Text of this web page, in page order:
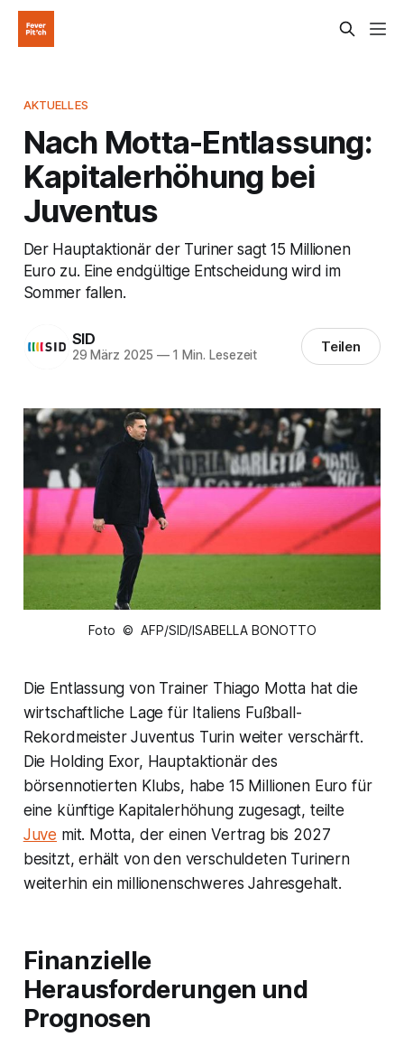
AKTUELLES
Nach Motta-Entlassung:
Kapitalerhöhung bei
Juventus
Der Hauptaktionär der Turiner sagt 15 Millionen
Euro zu. Eine endgültige Entscheidung wird im
Sommer fallen.
SID
29 März 2025 —1 Min. Lesezeit Teilen
Foto © AFP/SID/ISABELLA BONOTTO
Die Entlassung von Trainer Thiago Motta hat die
wirtschaftliche Lage für Italiens Fußball-
Rekordmeister Juventus Turin weiter verschärft.
Die Holding Exor, Hauptaktionär des
börsennotierten Klubs, habe 15 Millionen Euro für
eine künftige Kapitalerhöhung zugesagt, teilte
Juve mit. Motta, der einen Vertrag bis 2027
besitzt, erhält von den verschuldeten Turinern
weiterhin ein millionenschweres Jahresgehalt.
Finanzielle
Herausforderungen und
Prognosen